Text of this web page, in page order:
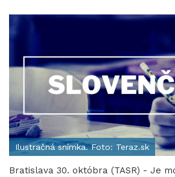
Ilustračná snímka. Foto: Teraz.sk
Bratislava 30. októbra (TASR) - Je